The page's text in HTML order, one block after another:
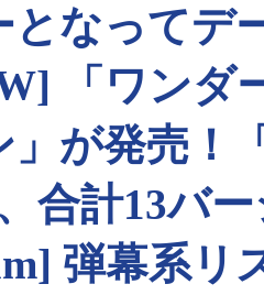
となってデ
「ワンダ
」が発売！
合計13バ
弾幕系